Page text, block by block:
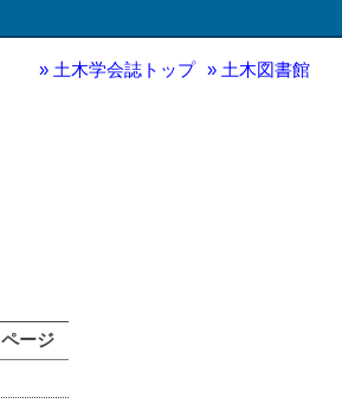
土木学会誌トップ 土木図書館
ページ